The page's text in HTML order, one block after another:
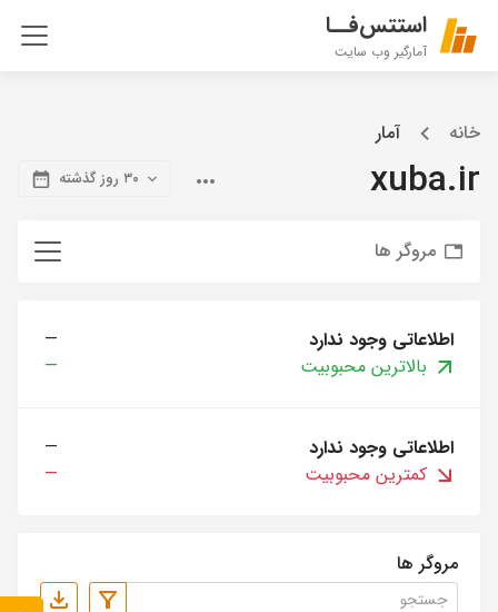
استتس‌فــا
آمارگیر وب سایت
خانه آمار
xuba.ir ۳۰ روز گذشته
مروگر ها
اطلاعاتی وجود ندارد
—
بالاترین محبوبیت
—
اطلاعاتی وجود ندارد
—
کمترین محبوبیت
—
مروگر ها